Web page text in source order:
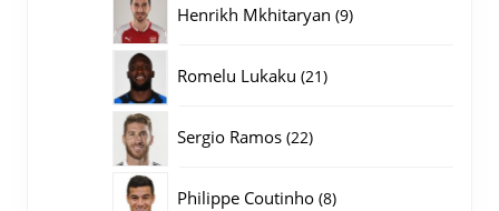
Henrikh Mkhitaryan 99
Romelu Lukaku 2121
Sergio Ramos 2222
Philippe Coutinho 88